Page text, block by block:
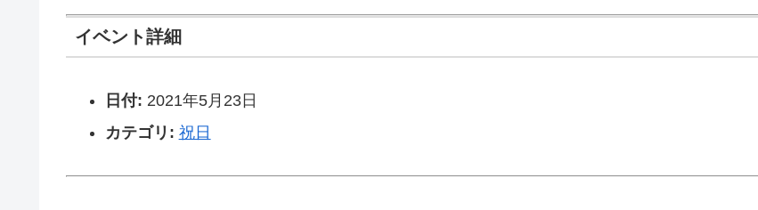
イベント詳細
日付: 2021年5月23日
カテゴリ: 祝日